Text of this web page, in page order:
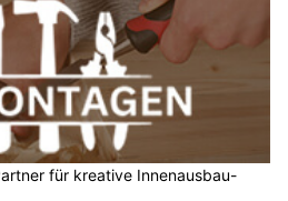
für kreative Innenausbau-